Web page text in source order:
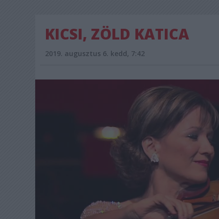
KICSI, ZÖLD KATICA
2019. augusztus 6. kedd, 7:42